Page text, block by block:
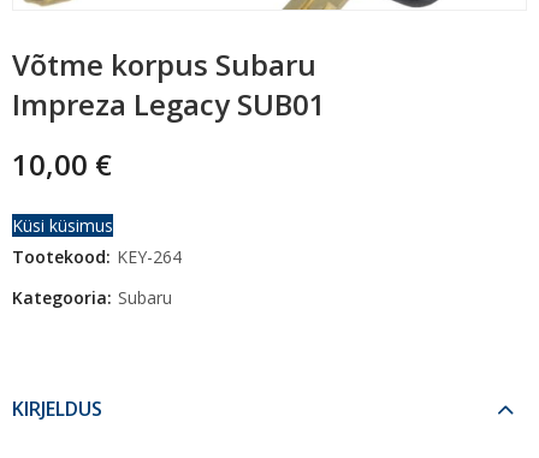
Võtme korpus Subaru
Impreza Legacy SUB01
10,00 €
Küsi küsimus
Tootekood: KEY-264
Kategooria: Subaru
KIRJELDUS